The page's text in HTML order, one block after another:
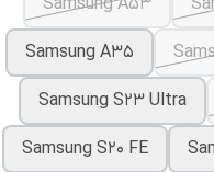
Samsung A53
Samsung A35
Samsung S23 Ultra
Samsung S20 FE